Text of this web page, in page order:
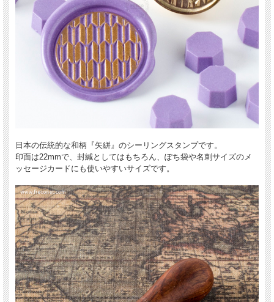
日本の伝統的な和柄『矢絣』のシーリングスタンプです。
印面は22mmで、封緘としてはもちろん、ぽち袋や名刺サイズのメ
ッセージカードにも使いやすいサイズです。